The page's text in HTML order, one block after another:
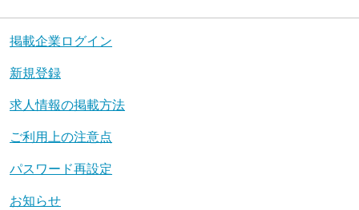
掲載企業ログイン
新規登録
求人情報の掲載方法
ご利用上の注意点
パスワード再設定
お知らせ